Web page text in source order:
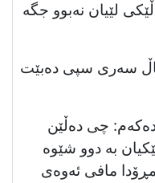
لێیان نەبوو جگە
سەری سپی دەبێت
چی دەڵێن
بە دوو شێوە
مافی ئەوەی